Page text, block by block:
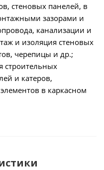
стеновых панелей, в
зазорами и
канализации и
и изоляция стеновых
черепицы и др.;
строительных
и катеров,
в каркасном